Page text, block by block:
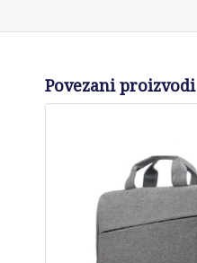
Povezani proizvodi